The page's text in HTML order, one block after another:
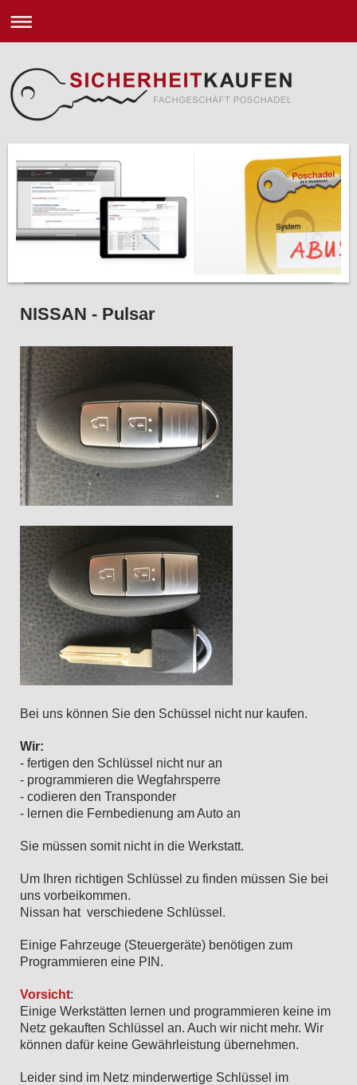
NISSAN - Pulsar
Bei uns können Sie den Schüssel nicht nur kaufen.
Wir:
- fertigen den Schlüssel nicht nur an
- programmieren die Wegfahrsperre
- codieren den Transponder
- lernen die Fernbedienung am Auto an
Sie müssen somit nicht in die Werkstatt.
Um Ihren richtigen Schlüssel zu finden müssen Sie bei
uns vorbeikommen.
Nissan hat verschiedene Schlüssel.
Einige Fahrzeuge (Steuergeräte) benötigen zum
Programmieren eine PIN.
Vorsicht:
Einige Werkstätten lernen und programmieren keine im
Netz gekauften Schlüssel an. Auch wir nicht mehr. Wir
können dafür keine Gewährleistung übernehmen.
Leider sind im Netz minderwertige Schlüssel im